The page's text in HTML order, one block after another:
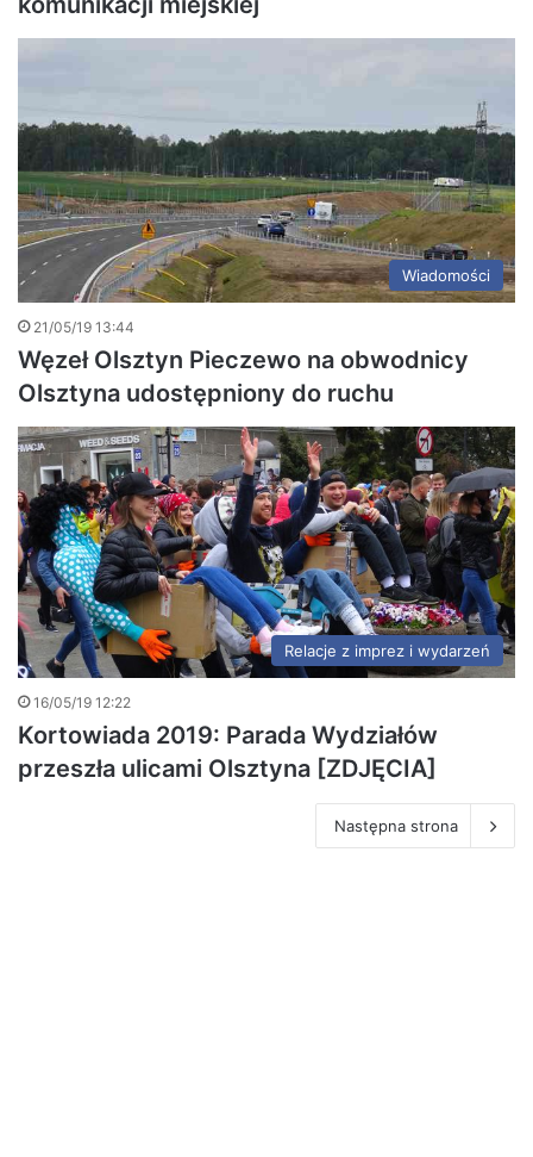
Wiadomości
21/05/19 13:44
Węzeł Olsztyn Pieczewo na obwodnicy
Olsztyna udostępniony do ruchu
Relacje z imprez i wydarzeń
16/05/19 12:22
Kortowiada 2019: Parada Wydziałów
przeszła ulicami Olsztyna [ZDJĘCIA]
Następna strona